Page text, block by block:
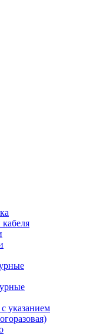
указанием